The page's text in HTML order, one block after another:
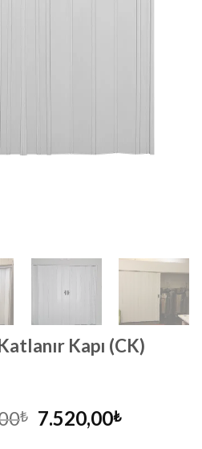
Kapı (CK)
₺ Orijinal
7.520,00₺Şu